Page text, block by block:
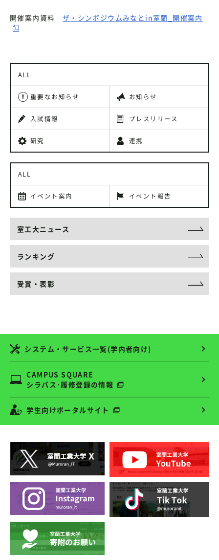
開催案内資料 ザ・シンポジウムみなとin室蘭_開催案内
ALL
重要なお知らせ お知らせ
入試情報 プレスリリース
研究 連携
ALL
イベント案内 イベント報告
室工大ニュース
ランキング
受賞・表彰
システム・サービス一覧(学内者向け)
CAMPUS SQUARE
シラバス･履修登録の情報
学生向けポータルサイト